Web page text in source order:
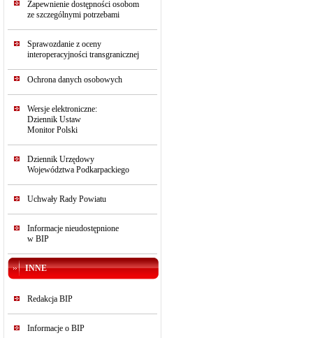
Zapewnienie dostępności osobom
ze szczególnymi potrzebami
Sprawozdanie z oceny
interoperacyjności transgranicznej
Ochrona danych osobowych
Wersje elektroniczne:
Dziennik Ustaw
Monitor Polski
Dziennik Urzędowy
Województwa Podkarpackiego
Uchwały Rady Powiatu
Informacje nieudostępnione
w BIP
INNE
Redakcja BIP
Informacje o BIP